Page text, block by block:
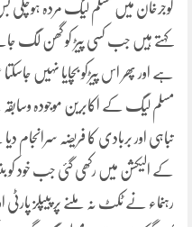
گوجرخان میں مسلم لیگ مردہ
کہتے ہیں جب کسی پیڑ کو گھن لگ جائے
ہے اور پھر اس پیڑکو بچایا نہیں
مسلم لیگ کے اکابرین موجودہ
کے الیکشن میں رکھی گئی جب خود کو
رہنماء نے ٹکٹ نہ ملنے پر پیپلز